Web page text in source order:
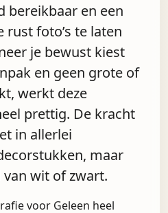
bereikbaar en een
foto’s te laten
je bewust kiest
en geen grote of
werkt deze
prettig. De kracht
in allerlei
maar
wit of zwart.
voor Geleen heel